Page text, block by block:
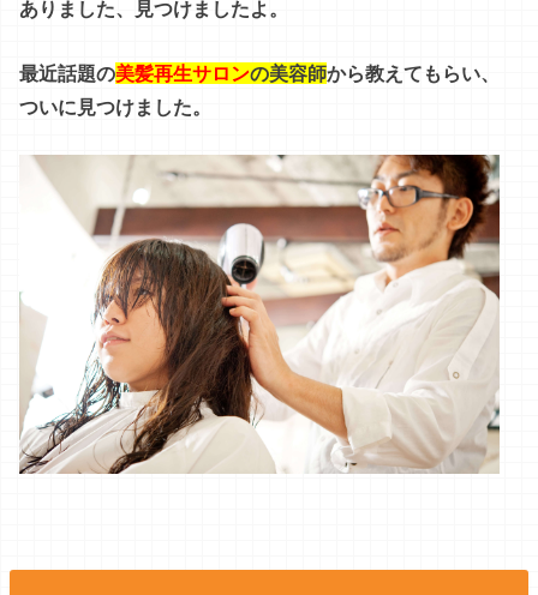
ありました、見つけましたよ。
最近話題の美髪再生サロンの美容師から教えてもらい、
ついに見つけました。